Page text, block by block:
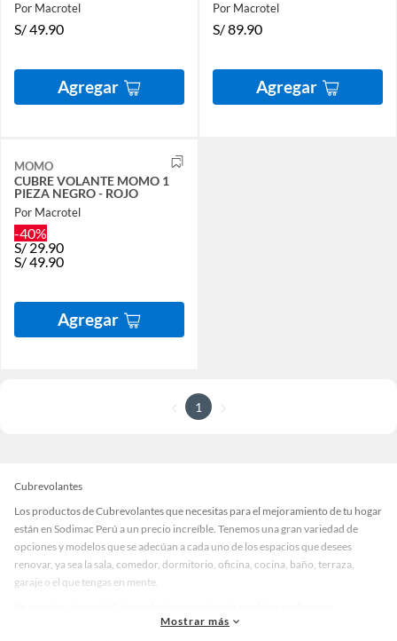
Por Macrotel
S/49.90
Agregar
Por Macrotel
S/89.90
Agregar
MOMO
CUBRE VOLANTE MOMO 1
PIEZA NEGRO - ROJO
Por Macrotel
-40%
S/ 29.90
S/49.90
Agregar
1
Cubrevolantes
Los productos de Cubrevolantes que necesitas para el mejoramiento de tu hogar
están en Sodimac Perú a un precio increíble. Tenemos una gran variedad de
opciones y modelos que se adecúan a cada uno de los espacios que desees
renovar, ya sea la sala, comedor, dormitorio, oficina, cocina, baño, terraza,
garaje o el que tengas en mente.
materiales, medidas, colores y demás características específicas de tu
Mostrar más